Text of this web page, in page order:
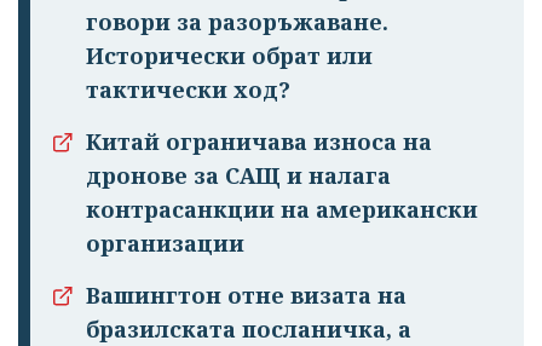
Успешно
излязохте от
профила си!
говори за разоръжаване.
Исторически обрат или
тактически ход?
Китай ограничава износа на
дронове за САЩ и налага
контрасанкции на американски
организации
Вашингтон отне визата на
бразилската посланичка, а